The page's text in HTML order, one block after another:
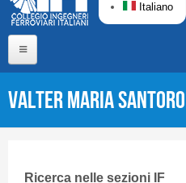
Italiano
CIFI in breve
Valter Maria SANTORO
Ricerca nelle sezioni IF